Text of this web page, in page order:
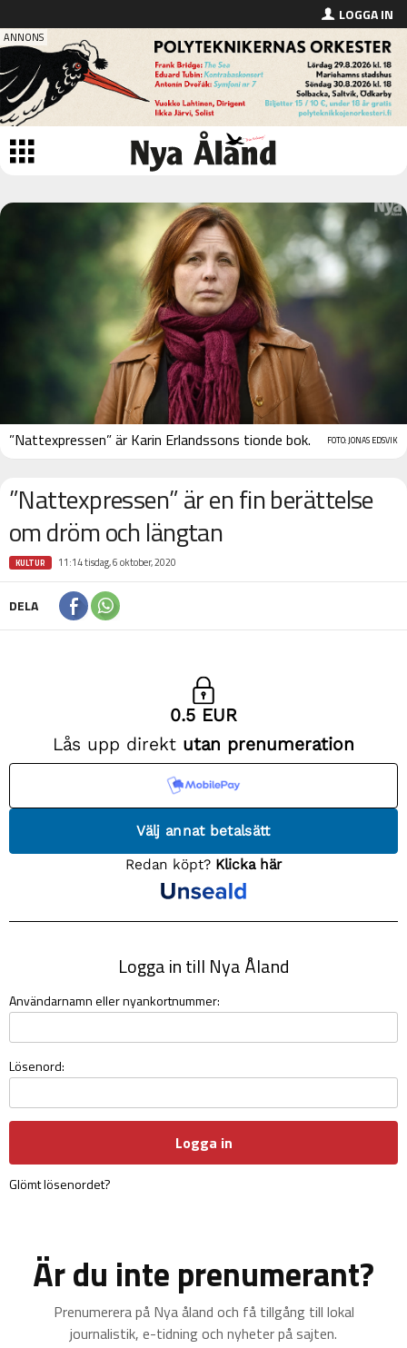
LOGGA IN
FOTO: JONAS EDSVIK
”Nattexpressen” är Karin Erlandssons tionde bok.
”Nattexpressen” är en fin berättelse
om dröm och längtan
KULTUR 11:14 tisdag, 6 oktober, 2020
DELA